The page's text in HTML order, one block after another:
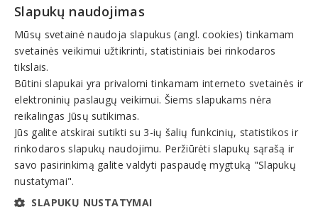
Darbuotojų skaičius:
11 - 20 darbuotojų
Atlyginimų vidurkis:
1 892,76 € (2026 m. 06 mėn.)
SoDra įmokų suma:
4 361,81 € (2026 m. 06 mėn.)
Apyvarta:
563 559 €, pelnas po mokesčių 2,9 % (2025 m.)
Slapukų naudojimas
Mūsų svetainė naudoja slapukus (angl. cookies) tinkamam
svetainės veikimui užtikrinti, statistiniais bei rinkodaros
tikslais.
Būtini slapukai yra privalomi tinkamam interneto svetainės ir
elektroninių paslaugų veikimui. Šiems slapukams nėra
reikalingas Jūsų sutikimas.
Jūs galite atskirai sutikti su 3-ių šalių funkcinių, statistikos ir
rinkodaros slapukų naudojimu. Peržiūrėti slapukų sąrašą ir
savo pasirinkimą galite valdyti paspaudę mygtuką "Slapukų
nustatymai".
SLAPUKŲ NUSTATYMAI